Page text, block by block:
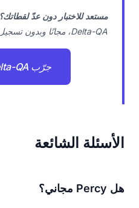
مستعد للاختبار دون عدّ لقطاتك؟
Delta-QA، مجانًا وبدون تسجيل.
جرّب Delta-QA مجانًا ←
الأسئلة الشائعة
هل Percy مجاني؟